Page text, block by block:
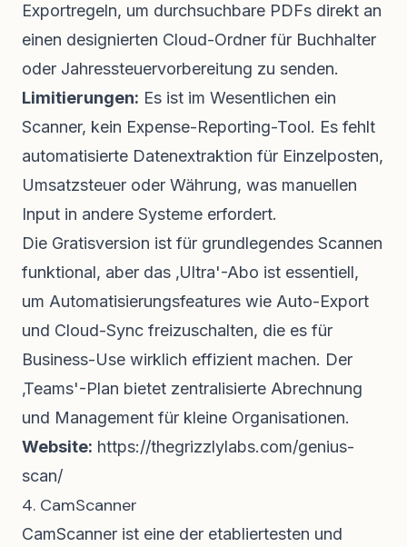
Exportregeln, um durchsuchbare PDFs direkt an
einen designierten Cloud-Ordner für Buchhalter
oder Jahressteuervorbereitung zu senden.
Limitierungen: Es ist im Wesentlichen ein
Scanner, kein Expense-Reporting-Tool. Es fehlt
automatisierte Datenextraktion für Einzelposten,
Umsatzsteuer oder Währung, was manuellen
Input in andere Systeme erfordert.
Die Gratisversion ist für grundlegendes Scannen
funktional, aber das ‚Ultra'-Abo ist essentiell,
um Automatisierungsfeatures wie Auto-Export
und Cloud-Sync freizuschalten, die es für
Business-Use wirklich effizient machen. Der
‚Teams'-Plan bietet zentralisierte Abrechnung
und Management für kleine Organisationen.
Website: https://thegrizzlylabs.com/genius-
scan/
4. CamScanner
CamScanner ist eine der etabliertesten und